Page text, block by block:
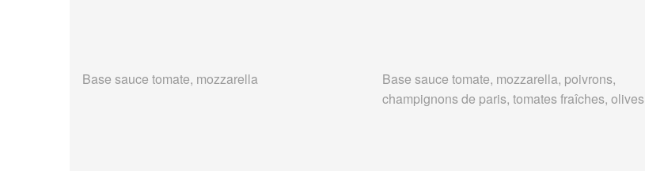
Base sauce tomate, mozzarella
Base sauce tomate, mozzarella, poivrons,
champignons de paris, tomates fraîches, olives